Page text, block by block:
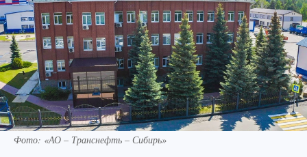
Фото: «АО – Транснефть – Сибирь»